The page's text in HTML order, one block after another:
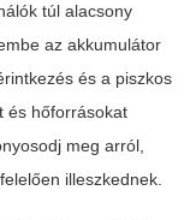
túl alacsony
az akkumulátor
és a piszkos
és hőforrásokat
meg arról,
illeszkednek.